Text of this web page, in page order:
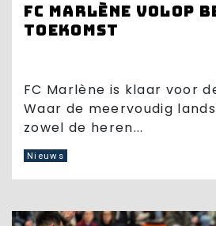
FC Marlène volop
toekomst
FC Marlène is klaar voor
Waar de meervoudig
zowel de heren...
Nieuws